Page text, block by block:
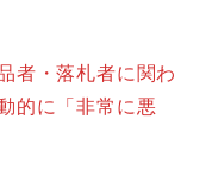
者・落札者に関わ
的に「非常に悪